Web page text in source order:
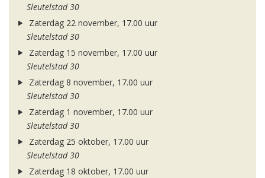
Sleutelstad 30
Zaterdag 22 november, 17.00 uur
Sleutelstad 30
Zaterdag 15 november, 17.00 uur
Sleutelstad 30
Zaterdag 8 november, 17.00 uur
Sleutelstad 30
Zaterdag 1 november, 17.00 uur
Sleutelstad 30
Zaterdag 25 oktober, 17.00 uur
Sleutelstad 30
Zaterdag 18 oktober, 17.00 uur